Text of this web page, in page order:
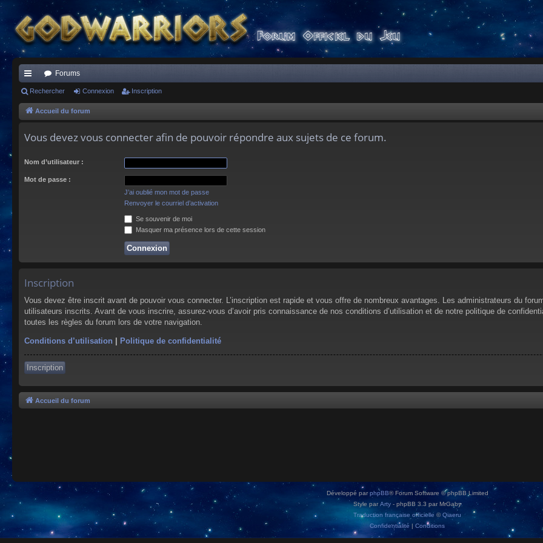
ac
co
s
Forums
Rechercher Connexion Inscription
Accueil du forum
Vous devez vous connecter afin de pouvoir répondre aux sujets de ce forum.
Nom d’utilisateur :
Mot de passe :
J’ai oublié mon mot de passe
Renvoyer le courriel d’activation
Se souvenir de moi
Masquer ma présence lors de cette session
Inscription
Vous devez être inscrit avant de pouvoir vous connecter. L’inscription est rapide et vous offre de nombreux avantages. Les administrateurs du
utilisateurs inscrits. Avant de vous inscrire, assurez-vous d’avoir pris connaissance de nos conditions d’utilisation et de notre politique de
toutes les règles du forum lors de votre navigation.
Conditions d’utilisation | Politique de confidentialité
Inscription
Accueil du forum
Développé parphpBB® Forum Software © phpBB Limited
Style par Arty - phpBB 3.3 par MrGaby
Traduction française officielle ©Qiaeru
Confidentialité | Conditions